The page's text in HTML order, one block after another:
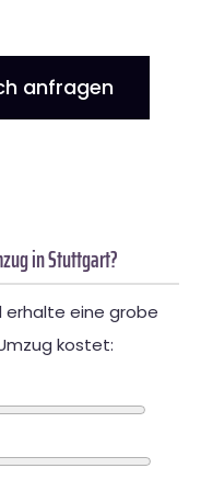
anfragen
in Stuttgart?
erhalte eine grobe
kostet: